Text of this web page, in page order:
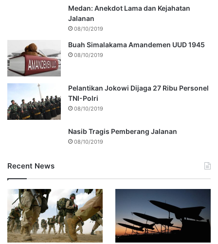
Medan: Anekdot Lama dan Kejahatan
Jalanan
08/10/2019
Buah Simalakama Amandemen UUD 1945
08/10/2019
Pelantikan Jokowi Dijaga 27 Ribu Personel
TNI-Polri
08/10/2019
Nasib Tragis Pemberang Jalanan
08/10/2019
Recent News